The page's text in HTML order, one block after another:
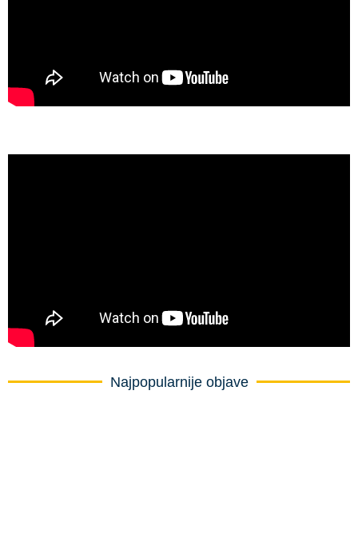
Najpopularnije objave